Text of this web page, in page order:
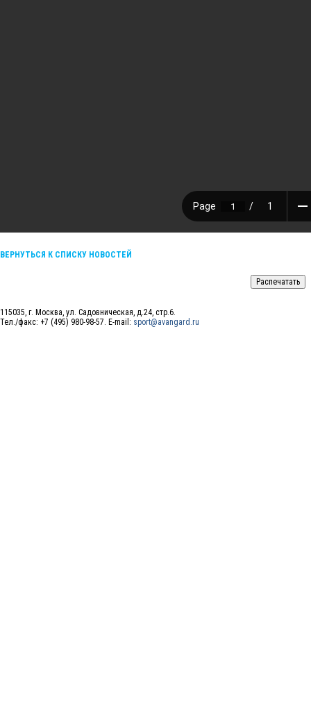
ВЕРНУТЬСЯ К СПИСКУ НОВОСТЕЙ
115035, г. Москва, ул. Садовническая, д.24, стр.6.
Тел./факс: +7 (495) 980-98-57. E-mail: sport@avangard.ru